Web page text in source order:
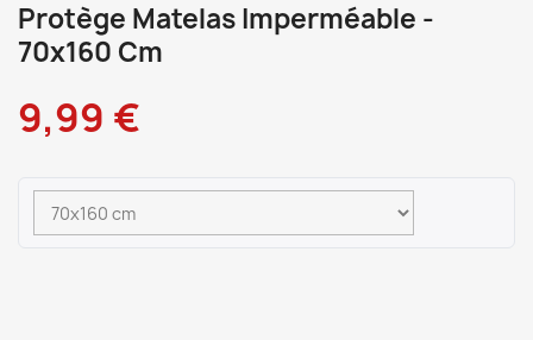
Protège Matelas Imperméable -
70x160 Cm
9,99 €